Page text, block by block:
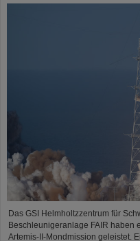
Das GSI Helmholtzzentrum für
Beschleunigeranlage FAIR haben
Artemis-II-Mondmission geleistet.